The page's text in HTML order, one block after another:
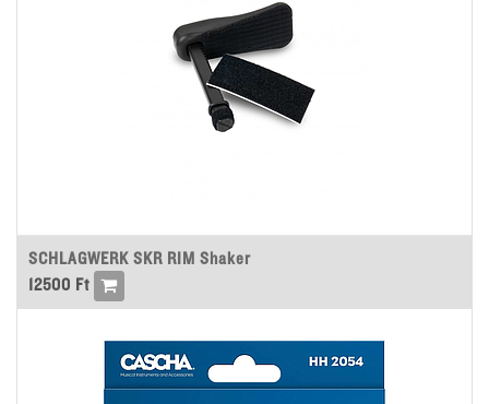
SCHLAGWERK SKR RIM Shaker
12500 Ft